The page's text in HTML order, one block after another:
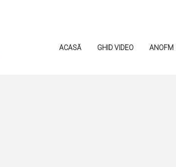
ACASĂ GHID VIDEO ANOFM